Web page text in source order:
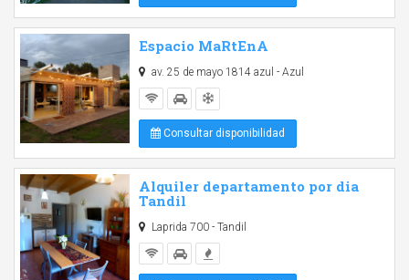
Espacio MaRtEnA
av. 25 de mayo 1814 azul - Azul
Consultar disponibilidad
Alquiler departamento por dia
Tandil
Laprida 700 - Tandil